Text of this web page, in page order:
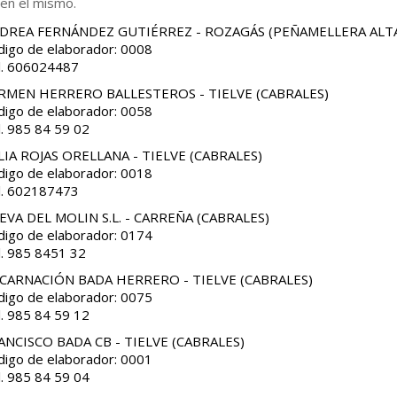
FERNÁNDEZ GUTIÉRREZ - ROZAGÁS (PEÑAMELLERA
de elaborador: 0008
606024487
HERRERO BALLESTEROS - TIELVE (CABRALES)
de elaborador: 0058
985 84 59 02
ROJAS ORELLANA - TIELVE (CABRALES)
de elaborador: 0018
602187473
DEL MOLIN S.L. - CARREÑA (CABRALES)
de elaborador: 0174
985 8451 32
BADA HERRERO - TIELVE (CABRALES)
de elaborador: 0075
985 84 59 12
BADA CB - TIELVE (CABRALES)
de elaborador: 0001
985 84 59 04